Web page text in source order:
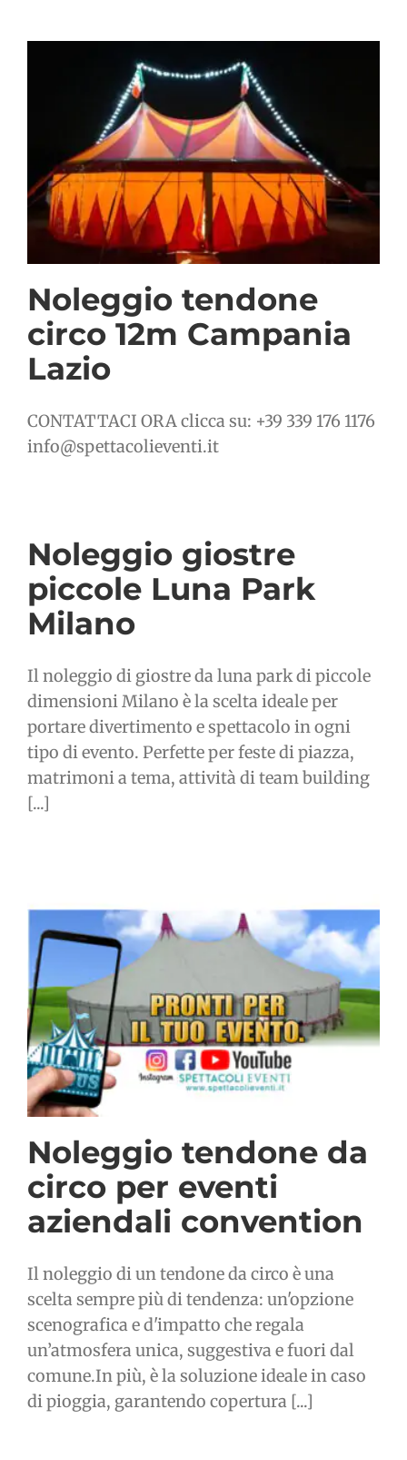
Noleggio tendone
circo 12m Campania
Lazio
CONTATTACI ORA clicca su: +39 339 176 1176
info@spettacolieventi.it
Noleggio giostre
piccole Luna Park
Milano
Il noleggio di giostre da luna park di piccole
dimensioni Milano è la scelta ideale per
portare divertimento e spettacolo in ogni
tipo di evento. Perfette per feste di piazza,
matrimoni a tema, attività di team building
[...]
Noleggio tendone da
circo per eventi
aziendali convention
Il noleggio di un tendone da circo è una
scelta sempre più di tendenza: un'opzione
scenografica e d'impatto che regala
un’atmosfera unica, suggestiva e fuori dal
comune.In più, è la soluzione ideale in caso
di pioggia, garantendo copertura [...]